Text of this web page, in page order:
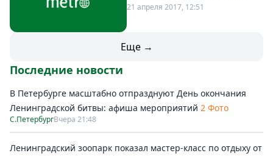
21 апреля 2017, 12:51
Еще →
Последние новости
В Петербурге масштабно отпразднуют День окончания
Ленинградской битвы: афиша мероприятий 2 Фото
С.ПетербургВчера 21:48
Ленинградский зоопарк показал мастер-класс по отдыху от